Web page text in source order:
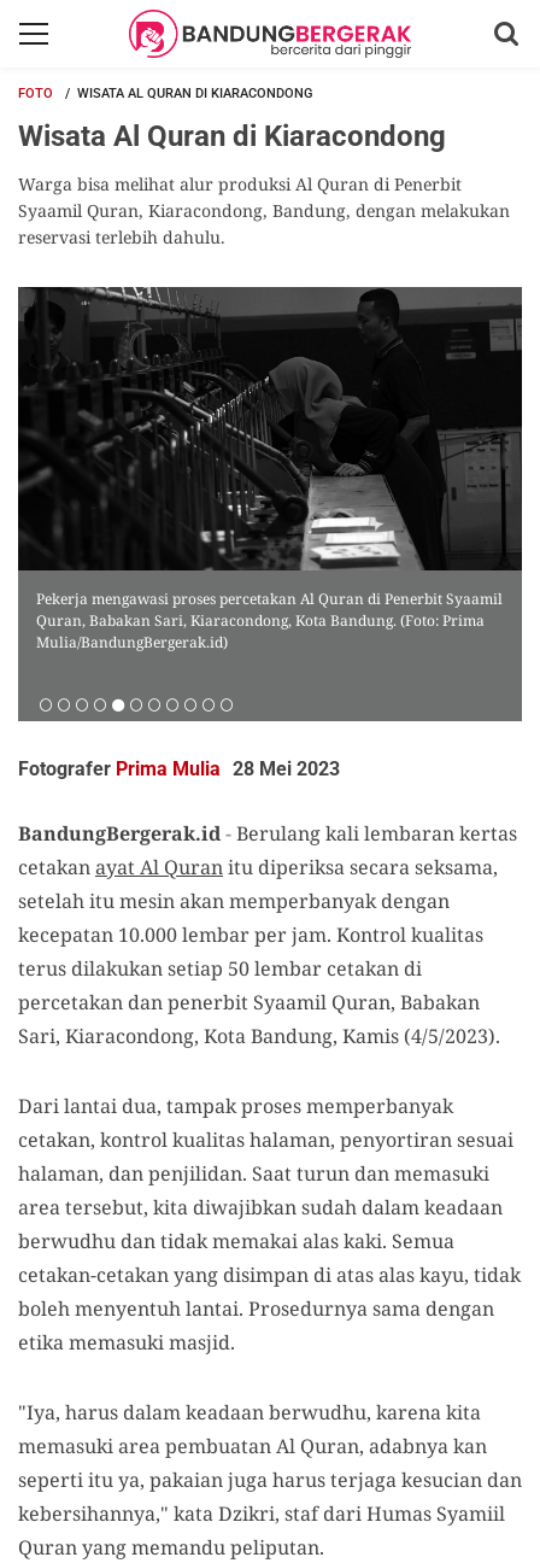
FOTO WISATA AL QURAN DI KIARACONDONG
Wisata Al Quran di Kiaracondong
Warga bisa melihat alur produksi Al Quran di Penerbit
Syaamil Quran, Kiaracondong, Bandung, dengan melakukan
reservasi terlebih dahulu.
Pekerja mengawasi proses percetakan Al Quran di Penerbit Syaamil
Quran, Babakan Sari, Kiaracondong, Kota Bandung. (Foto: Prima
Mulia/BandungBergerak.id)
Fotografer Prima Mulia 28 Mei 2023
BandungBergerak.id-Berulang kali lembaran kertas
cetakanayat Al Quranitu diperiksa secara seksama,
setelah itu mesin akan memperbanyak dengan
kecepatan 10.000 lembar per jam. Kontrol kualitas
terus dilakukan setiap 50 lembar cetakan di
percetakan dan penerbit Syaamil Quran, Babakan
Sari, Kiaracondong, Kota Bandung, Kamis (4/5/2023).
Dari lantai dua, tampak proses memperbanyak
cetakan, kontrol kualitas halaman, penyortiran sesuai
halaman, dan penjilidan. Saat turun dan memasuki
area tersebut, kita diwajibkan sudah dalam keadaan
berwudhu dan tidak memakai alas kaki. Semua
cetakan-cetakan yang disimpan di atas alas kayu, tidak
boleh menyentuh lantai. Prosedurnya sama dengan
etika memasuki masjid.
"Iya, harus dalam keadaan berwudhu, karena kita
memasuki area pembuatan Al Quran, adabnya kan
seperti itu ya, pakaian juga harus terjaga kesucian dan
kebersihannya," kata Dzikri, staf dari Humas Syamiil
Quran yang memandu peliputan.